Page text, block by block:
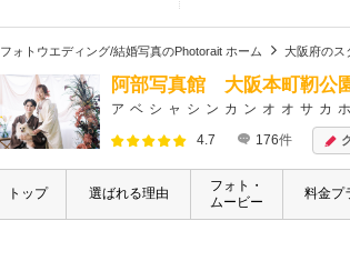
フォトウエディング/結婚写真のPhotorait ホーム 大阪府のス
阿部写真館 大阪本町靭公
アベシャシンカンオオサカ
4.7
176件
トップ 選ばれる理由
フォト・
ムービー
料金プ